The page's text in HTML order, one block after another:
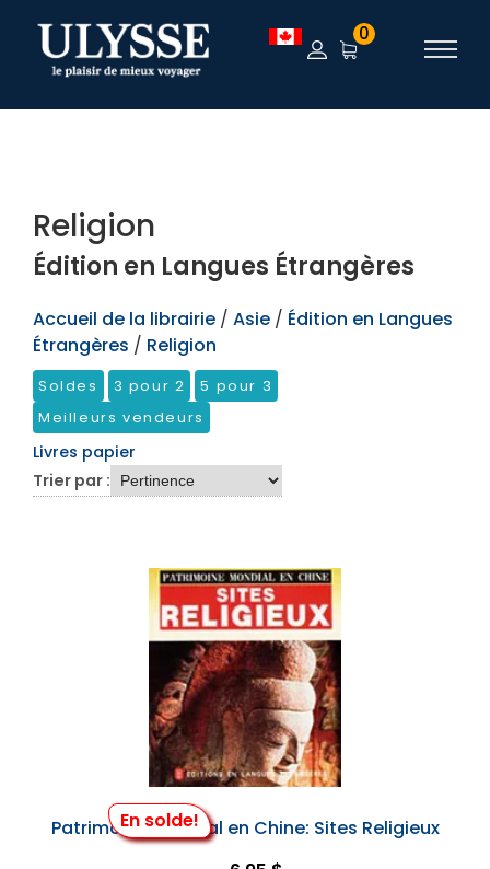
TEST 0
Religion
Édition en Langues Étrangères
Accueil de la librairie / Asie / Édition en Langues
Étrangères / Religion
Soldes 3 pour 2
5 pour 3
Meilleurs vendeurs
Livres papier
Trier par :
En solde!
Patrimoine Mondial en Chine: Sites Religieux